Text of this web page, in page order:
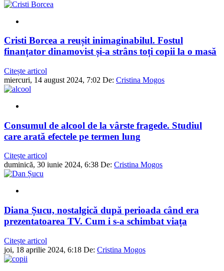
Cristi Borcea a reușit inimaginabilul. Fostul
finanțator dinamovist și-a strâns toți copii la o masă
Citește articol
miercuri, 14 august 2024, 7:02 De: Cristina Mogos
Consumul de alcool de la vârste fragede. Studiul
care arată efectele pe termen lung
Citește articol
duminică, 30 iunie 2024, 6:38 De: Cristina Mogos
Diana Șucu, nostalgică după perioada când era
prezentatoarea TV. Cum i s-a schimbat viața
Citește articol
joi, 18 aprilie 2024, 6:18 De: Cristina Mogos